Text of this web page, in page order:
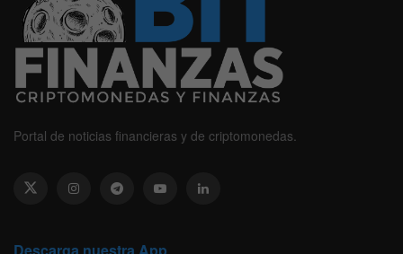
Portal de noticias financieras y de criptomonedas.
Descarga nuestra App